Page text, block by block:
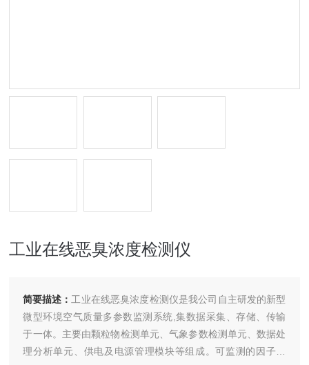
工业在线恶臭浓度检测仪
简要描述： 工业在线恶臭浓度检测仪是我公司自主研发的新型
微型环境空气质量多参数监测系统,集数据采集、存储、传输
于一体。主要由颗粒物检测单元、气象参数检测单元、数据处
理分析单元、供电及电源管理模块等组成。可监测的因子包